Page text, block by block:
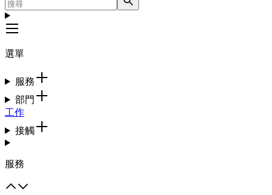
選單
服務
部門
工作
接觸
服務